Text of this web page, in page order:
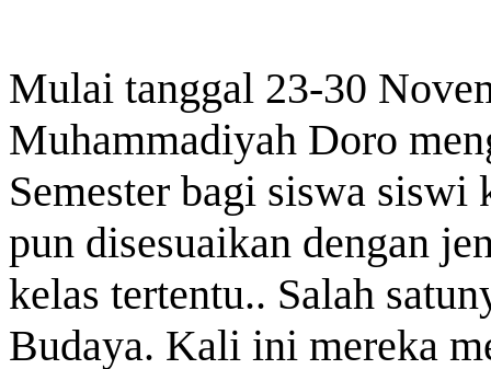
Mulai tanggal 23-30
Muhammadiyah Doro
Semester bagi siswa
pun disesuaikan dengan
kelas tertentu.. Salah
Budaya. Kali ini mereka